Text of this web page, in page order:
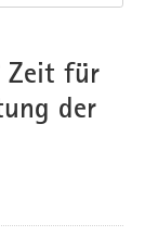
Zeit für
der